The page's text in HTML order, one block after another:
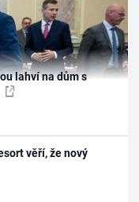
lahví na dům s
věří, že nový